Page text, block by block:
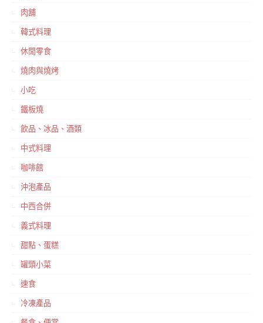
肉舖
韓式料理
休閒零食
燒肉與燒烤
小吃
鐵板燒
飲品、冰品、酒類
中式料理
咖啡館
沖泡產品
中西合併
義式料理
甜點、蛋糕
罐頭小菜
速食
冷凍產品